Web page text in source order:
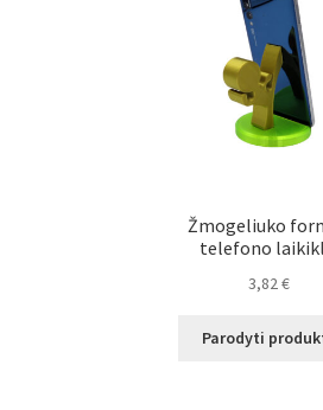
Žmogeliuko
telefono
3,82€
Parodyti